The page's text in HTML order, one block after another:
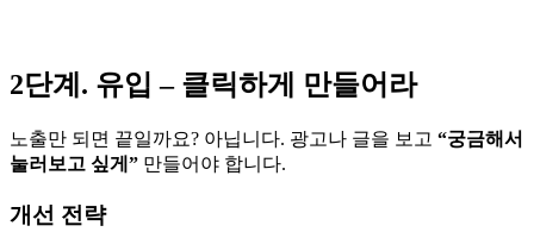
2단계. 유입 – 클릭하게 만들어라
노출만 되면 끝일까요? 아닙니다. 광고나 글을 보고 “궁금해서
눌러보고 싶게” 만들어야 합니다.
개선 전략